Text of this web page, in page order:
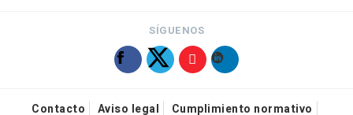
SÍGUENOS
Contacto Aviso legal Cumplimiento normativo